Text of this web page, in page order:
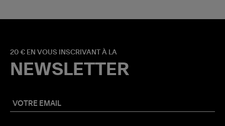
20 € EN VOUS INSCRIVANT À LA
NEWSLETTER